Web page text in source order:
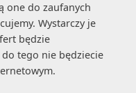
one do zaufanych
Wystarczy je
będzie
tego nie będziecie